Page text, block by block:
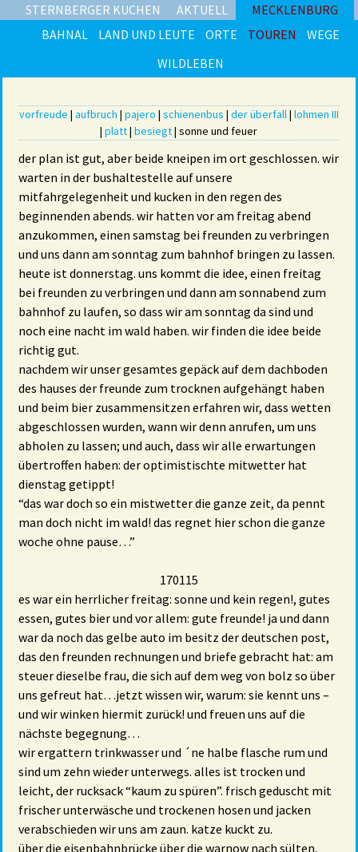
STERNBERGER KUCHEN AKTUELL
MECKLENBURG
BAHNAL
LAND UND LEUTE ORTE TOUREN
WEGE
WILDLEBEN
vorfreude | aufbruch | pajero | schienenbus | der überfall| lohmen III
|platt|besiegt| sonne und feuer
der plan ist gut, aber beide kneipen im ort geschlossen. wir
warten in der bushaltestelle auf unsere
mitfahrgelegenheit und kucken in den regen des
beginnenden abends. wir hatten vor am freitag abend
anzukommen, einen samstag bei freunden zu verbringen
und uns dann am sonntag zum bahnhof bringen zu lassen.
heute ist donnerstag. uns kommt die idee, einen freitag
bei freunden zu verbringen und dann am sonnabend zum
bahnhof zu laufen, so dass wir am sonntag da sind und
noch eine nacht im wald haben. wir finden die idee beide
richtig gut.
nachdem wir unser gesamtes gepäck auf dem dachboden
des hauses der freunde zum trocknen aufgehängt haben
und beim bier zusammensitzen erfahren wir, dass wetten
abgeschlossen wurden, wann wir denn anrufen, um uns
abholen zu lassen; und auch, dass wir alle erwartungen
übertroffen haben: der optimistischte mitwetter hat
dienstag getippt!
“das war doch so ein mistwetter die ganze zeit, da pennt
man doch nicht im wald! das regnet hier schon die ganze
woche ohne pause…”
170115
es war ein herrlicher freitag: sonne und kein regen!, gutes
essen, gutes bier und vor allem: gute freunde! ja und dann
war da noch das gelbe auto im besitz der deutschen post,
das den freunden rechnungen und briefe gebracht hat: am
steuer dieselbe frau, die sich auf dem weg von bolz so über
uns gefreut hat…jetzt wissen wir, warum: sie kennt uns –
und wir winken hiermit zurück! und freuen uns auf die
nächste begegnung…
wir ergattern trinkwasser und ´ne halbe flasche rum und
sind um zehn wieder unterwegs. alles ist trocken und
leicht, der rucksack “kaum zu spüren”. frisch geduscht mit
frischer unterwäsche und trockenen hosen und jacken
verabschieden wir uns am zaun. katze kuckt zu.
über die eisenbahnbrücke über die warnow nach sülten,